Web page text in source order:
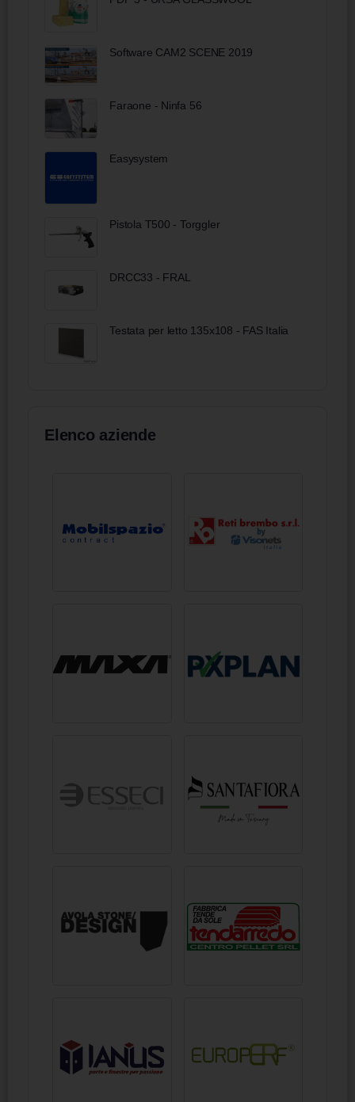
Software CAM2 SCENE 2019
Faraone - Ninfa 56
Easysystem
Pistola T500 - Torggler
DRCC33 - FRAL
Testata per letto 135x108 - FAS Italia
Elenco aziende